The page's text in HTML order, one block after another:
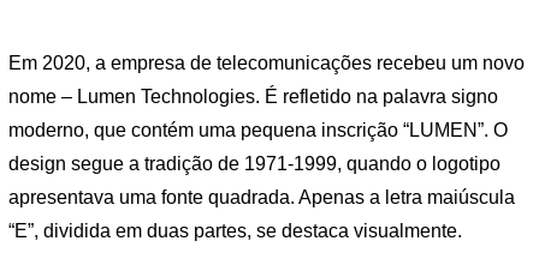
Em 2020, a empresa de telecomunicações recebeu um novo
nome – Lumen Technologies. É refletido na palavra signo
moderno, que contém uma pequena inscrição “LUMEN”. O
design segue a tradição de 1971-1999, quando o logotipo
apresentava uma fonte quadrada. Apenas a letra maiúscula
“E”, dividida em duas partes, se destaca visualmente.